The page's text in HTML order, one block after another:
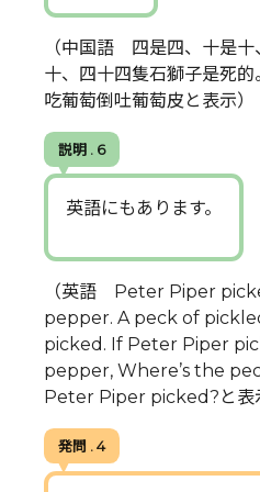
（中国語 四是四、十是
十、四十四隻石獅子是死
吃葡萄倒吐葡萄皮と表示）
説明 . 6
英語にもあります。
（英語 Peter Piper
pepper. A peck of
picked. If Peter Piper
pepper, Where’s the
Peter Piper picked?と表
発問 . 4